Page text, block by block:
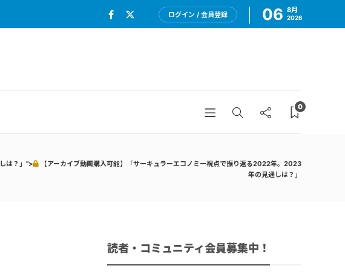
ログイン / 会員登録 06 8月
2026
0
は？」">
【アーカイブ動画購入可能】「サーキュラーエコノミー視点で振り返る2022年。2023
年の見通しは？」
読者・コミュニティ会員募集中！